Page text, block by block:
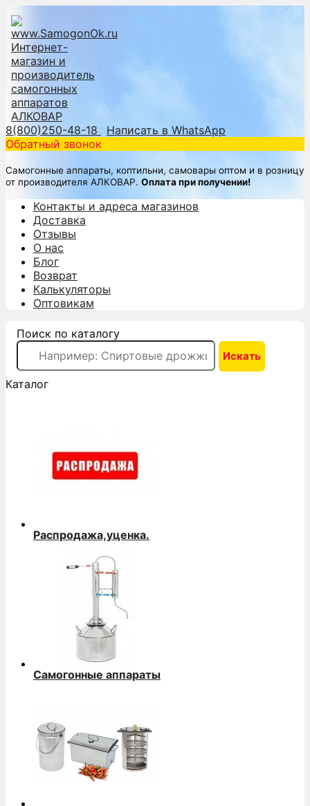
8(800)250-48-18
Написать в WhatsApp
Обратный звонок
Самогонные аппараты, коптильни, самовары оптом и в розницу
от производителя АЛКОВАР. Оплата при получении!
Контакты и адреса магазинов
Доставка
Отзывы
О нас
Блог
Возврат
Калькуляторы
Оптовикам
Поиск по каталогу
Каталог
Распродажа,уценка.
Самогонные аппараты